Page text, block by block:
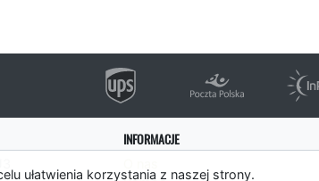
ułatwienia korzystania z naszej strony.
INFORMACJE